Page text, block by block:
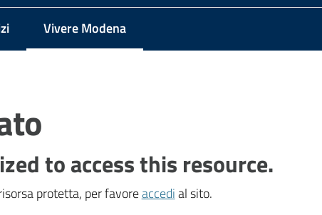
Vivere Modena
Menu selezionato
to access this resource.
protetta, per favoreaccedial sito.